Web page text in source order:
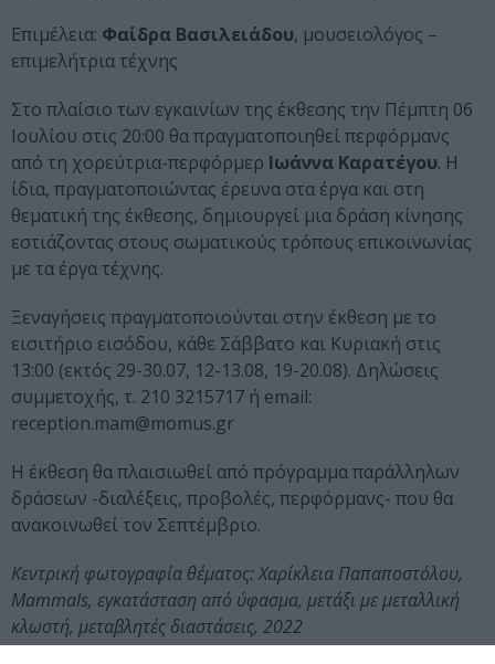
Επιμέλεια: Φαίδρα Βασιλειάδου, μουσειολόγος –
επιμελήτρια τέχνης
Στο πλαίσιο των εγκαινίων της έκθεσης την Πέμπτη 06
Ιουλίου στις 20:00 θα πραγματοποιηθεί περφόρμανς
από τη χορεύτρια-περφόρμερ Ιωάννα Καρατέγου. Η
ίδια, πραγματοποιώντας έρευνα στα έργα και στη
θεματική της έκθεσης, δημιουργεί μια δράση κίνησης
εστιάζοντας στους σωματικούς τρόπους επικοινωνίας
με τα έργα τέχνης.
Ξεναγήσεις πραγματοποιούνται στην έκθεση με το
εισιτήριο εισόδου, κάθε Σάββατο και Κυριακή στις
13:00 (εκτός 29-30.07, 12-13.08, 19-20.08). Δηλώσεις
συμμετοχής, τ. 210 3215717 ή email:
reception.mam@momus.gr
Η έκθεση θα πλαισιωθεί από πρόγραμμα παράλληλων
δράσεων -διαλέξεις, προβολές, περφόρμανς- που θα
ανακοινωθεί τον Σεπτέμβριο.
Κεντρική φωτογραφία θέματος: Χαρίκλεια Παπαποστόλου,
Mammals, εγκατάσταση από ύφασμα, μετάξι με μεταλλική
κλωστή, μεταβλητές διαστάσεις, 2022